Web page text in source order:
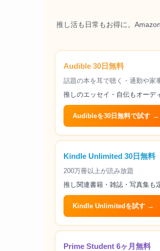
推し活も日常もお得に。
Audible 30日無料
話題の本を耳で聴く・通勤や家
推しのエッセイ・自伝もオーデ
Audibleを30日無料で試す →
Kindle Unlimited 30日無料
200万冊以上が読み放題
推し関連書籍・雑誌・写真集も
Kindle Unlimitedを試す →
Prime Student 6ヶ月無料